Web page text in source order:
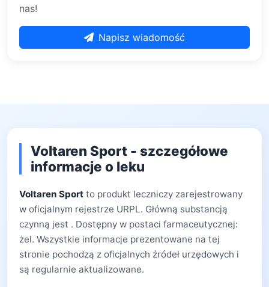
nas!
Napisz wiadomość
Voltaren Sport - szczegółowe
informacje o leku
Voltaren Sport to produkt leczniczy zarejestrowany
w oficjalnym rejestrze URPL. Główną substancją
czynną jest . Dostępny w postaci farmaceutycznej:
żel. Wszystkie informacje prezentowane na tej
stronie pochodzą z oficjalnych źródeł urzędowych i
są regularnie aktualizowane.